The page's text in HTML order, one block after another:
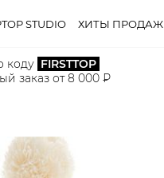
STUDIO ХИТЫ ПРОДАЖ
коду FIRSTTOP
заказ от 8 000 ₽